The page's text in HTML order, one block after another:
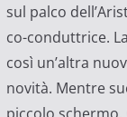
sul palco
co-conduttrice.
così un’altra
novità. Mentre